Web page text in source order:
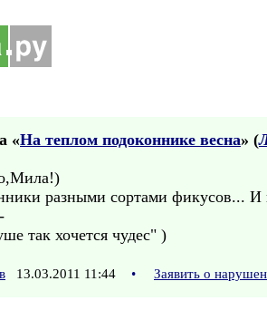
«На теплом подоконнике весна» (
разными сортами фикусов... И
так хочется чудес" )
13.03.2011 11:44 • Заявить о